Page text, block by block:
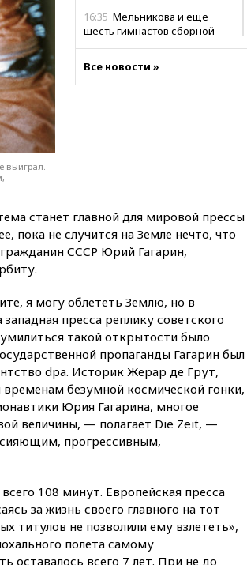
16:35 Мельникова и еще
шесть гимнастов сборной
16:16Движение по
августа рассмотрит иск о
снятии «Яблока» с выборов
15:35Четыре человека
15:15 «Аэрофлот» с 1 октября
возобновит ежедневные
рейсы в Абу-Даби
14:52Турция, Саудовская
Аравия и Пакистан
объединились в военный
альянс
14:39Экс-издатель Popcorn
Books получил условный срок
намерен сокращать перечень
товаров для параллельного
импорта
14:14 Роспотребнадзор
Все новости »
выиграл.
станет главной для мировой прессы
пока не случится на Земле нечто, что
СССР Юрий Гагарин,
я могу облететь Землю, но в
пресса реплику советского
такой открытости было
пропаганды Гагарин был
dpa. Историк Жерар де Грут,
безумной космической гонки,
Юрия Гагарина, многое
величины, — полагает Die Zeit, —
сияющим, прогрессивным,
108 минут. Европейская пресса
за жизнь своего главного на тот
титулов не позволили ему взлететь»,
полета самому
оставалось всего 7 лет. При не до